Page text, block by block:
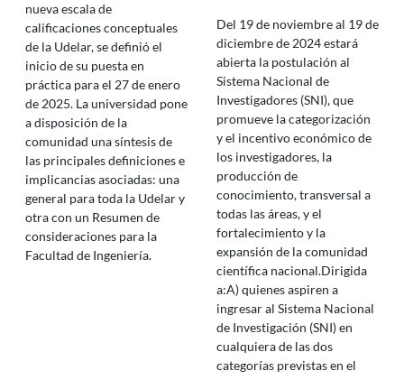
nueva escala de
calificaciones conceptuales
de la Udelar, se definió el
inicio de su puesta en
práctica para el 27 de enero
de 2025. La universidad pone
a disposición de la
comunidad una síntesis de
las principales definiciones e
implicancias asociadas: una
general para toda la Udelar y
otra con un Resumen de
consideraciones para la
Facultad de Ingeniería.
Del 19 de noviembre al 19 de
diciembre de 2024 estará
abierta la postulación al
Sistema Nacional de
Investigadores (SNI), que
promueve la categorización
y el incentivo económico de
los investigadores, la
producción de
conocimiento, transversal a
todas las áreas, y el
fortalecimiento y la
expansión de la comunidad
científica nacional.Dirigida
a:A) quienes aspiren a
ingresar al Sistema Nacional
de Investigación (SNI) en
cualquiera de las dos
categorías previstas en el